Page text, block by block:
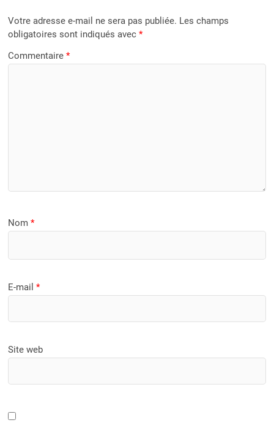
Votre adresse e-mail ne sera pas publiée. Les champs
obligatoires sont indiqués avec*
Commentaire*
Nom*
E-mail*
Site web